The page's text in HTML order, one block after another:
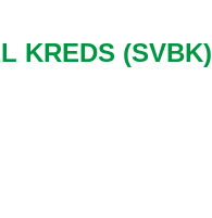
KREDS (SVBK)